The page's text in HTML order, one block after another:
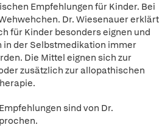
Empfehlungen für Kinder. Bei
Dr. Wiesenauer erklärt
für Kinder besonders eignen und
in der Selbstmedikation immer
Die Mittel eignen sich zur
zusätzlich zur allopathischen
sind von Dr.